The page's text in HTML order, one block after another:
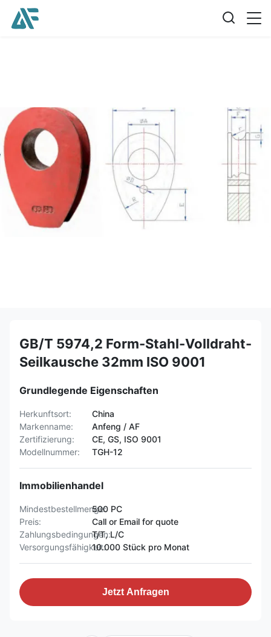
GB/T 5974,2 Form-Stahl-Volldraht-
Seilkausche 32mm ISO 9001
Grundlegende Eigenschaften
Herkunftsort:
China
Markenname:
Anfeng / AF
Zertifizierung:
CE, GS, ISO 9001
Modellnummer:
TGH-12
Immobilienhandel
Mindestbestellmenge:500 PC
Preis:
Call or Email for quote
Zahlungsbedingungen:
T/T, L/C
Versorgungsfähigkeit:10.000 Stück pro Monat
Jetzt Anfragen